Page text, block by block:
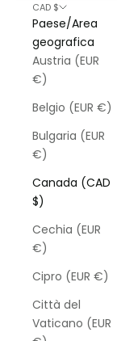
CAD $
Paese/Area
geografica
Austria (EUR
€)
Belgio (EUR €)
Bulgaria (EUR
€)
Canada (CAD
$)
Cechia (EUR
€)
Cipro (EUR €)
Città del
Vaticano (EUR